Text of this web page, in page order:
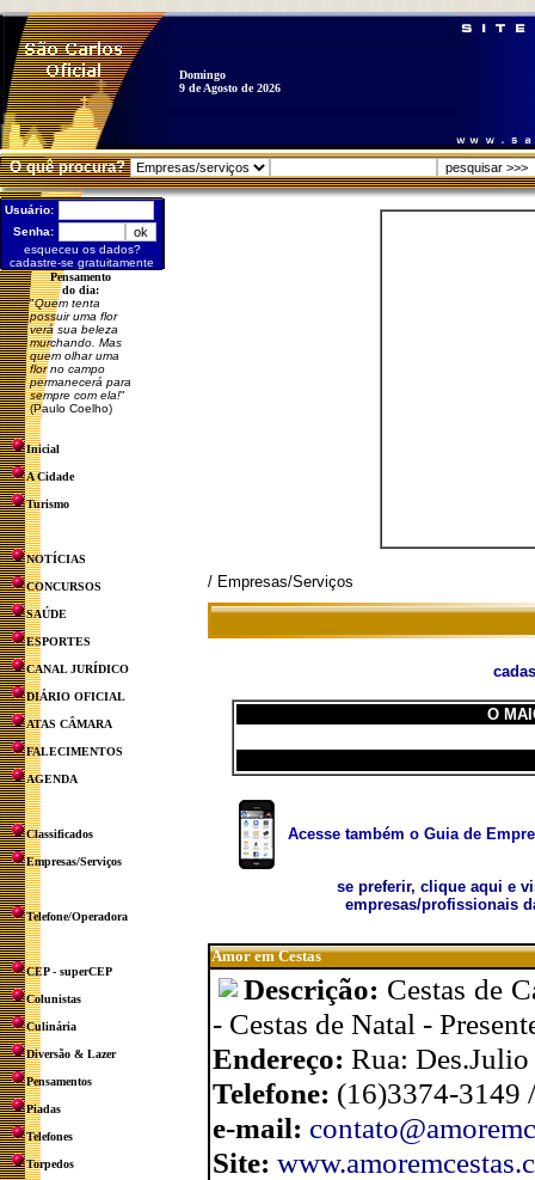
Domingo
9 de Agosto de 2026
O quê procura?
Usuário:
Senha:
esqueceu os dados?
cadastre-se gratuitamente
Pensamento
do dia:
"Quem tenta
possuir uma flor
verá sua beleza
murchando. Mas
quem olhar uma
flor no campo
permanecerá para
sempre com ela!"
(Paulo Coelho)
Inicial
A Cidade
Turismo
NOTÍCIAS
CONCURSOS
SAÚDE
ESPORTES
CANAL JURÍDICO
DIÁRIO OFICIAL
ATAS CÂMARA
FALECIMENTOS
AGENDA
Classificados
Empresas/Serviços
Telefone/Operadora
CEP - superCEP
Colunistas
Culinária
Diversão & Lazer
Pensamentos
Piadas
Telefones
Torpedos
/ Empresas/Serviços
O
Acesse também o Guia de
se preferir, clique aqui e
empresas/profissionais
Amor em Cestas
Descrição: Cestas de
- Cestas de Natal -
Endereço: Rua:
Telefone: (16)3374-3149
e-mail:
Site: